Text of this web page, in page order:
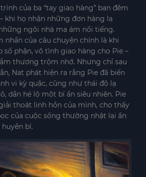
của ba “tay giao hàng” ban đêm
khi họ nhận những đơn hàng lạ
ngôi nhà ma ám nổi tiếng.
nhấn của câu chuyện chính là khi
số phận, vô tình giao hàng cho Pie –
thương trộm nhớ. Nhưng chỉ sau
Nat phát hiện ra rằng Pie đã biến
vi kỳ quặc, cũng như thái độ lạ
dần hé lộ một bí ẩn siêu nhiên. Pie
thoát linh hồn của mình, cho thấy
của cuộc sống thường nhật lại ẩn
bí.